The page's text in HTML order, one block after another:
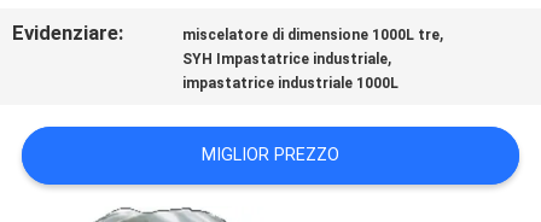
CITAZIONE
MAPPA
DEL
Evidenziare: miscelatore di dimensione 1000L tre,
SYH Impastatrice industriale,
impastatrice industriale 1000L
MIGLIOR PREZZO